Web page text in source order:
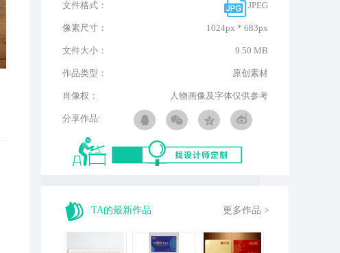
文件格式： JPEG
像素尺寸： 1024px * 683px
文件大小： 9.50 MB
作品类型： 原创素材
肖像权： 人物画像及字体仅供参考
分享作品:
TA的最新作品 更多作品 >